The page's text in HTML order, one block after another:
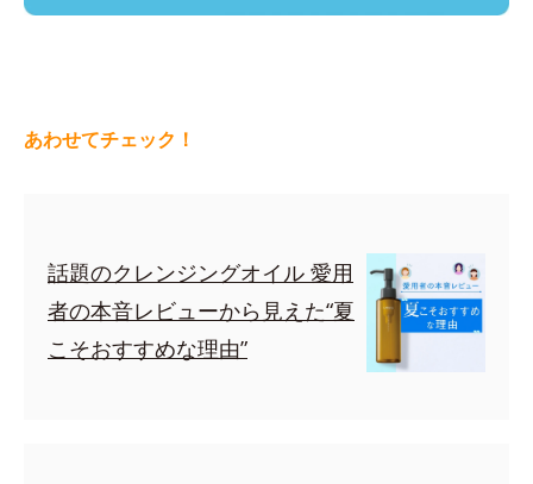
あわせてチェック！
話題のクレンジングオイル 愛用
者の本音レビューから見えた“夏
こそおすすめな理由”